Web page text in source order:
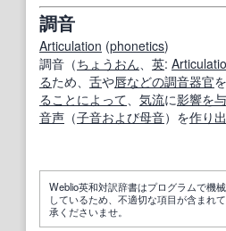
調音
Articulation (phonetics)
調音（ちょうおん 英:
るため、 舌や唇などの調音器官を
る ことに よって 気流に影響を
音声 （子音および母音）を作り
Weblio英和対訳辞書はプログラムで機
しているため、不適切な項目が含まれ
承くださいませ。